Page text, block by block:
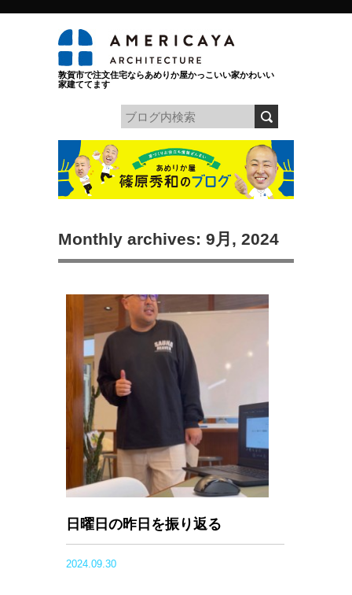
敦賀市で注文住宅ならあめりか屋かっこいい家かわいい
家建ててます
Monthly archives: 9月, 2024
日曜日の昨日を振り返る
2024.09.30